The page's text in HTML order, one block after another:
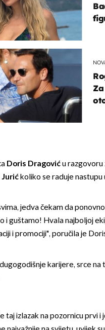
Doris Dragoviću razgovoru
koliko se raduje nastupu
jedva čekam da
i guštamo! Hvala najboljoj
i promociji", poručila je
karijere, srce
taj izlazak na pozornicu prvi